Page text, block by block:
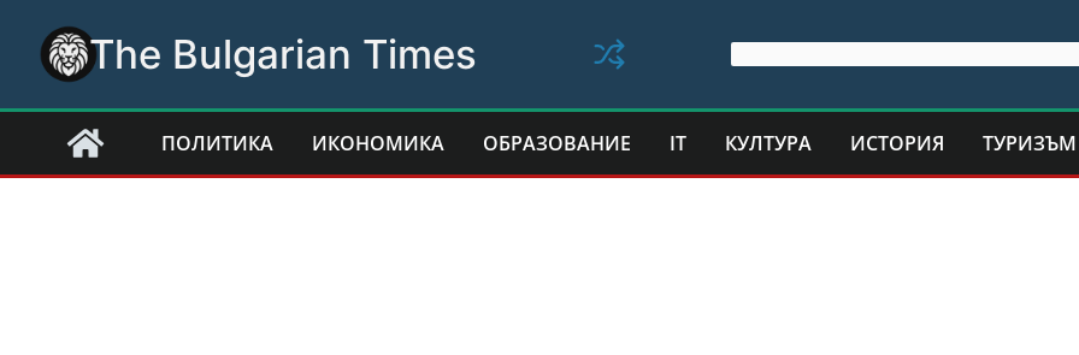
content
The Bulgarian Times
ПОЛИТИКА ИКОНОМИКА ОБРАЗОВАНИЕ IT КУЛТУРА ИСТОРИЯ ТУРИЗЪМ